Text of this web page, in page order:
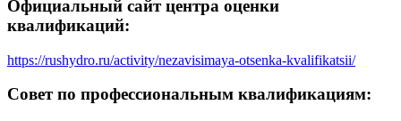
Официальный сайт центра оценки
квалификаций:
https://rushydro.ru/activity/nezavisimaya-otsenka-kvalifikatsii/
Совет по профессиональным квалификациям: